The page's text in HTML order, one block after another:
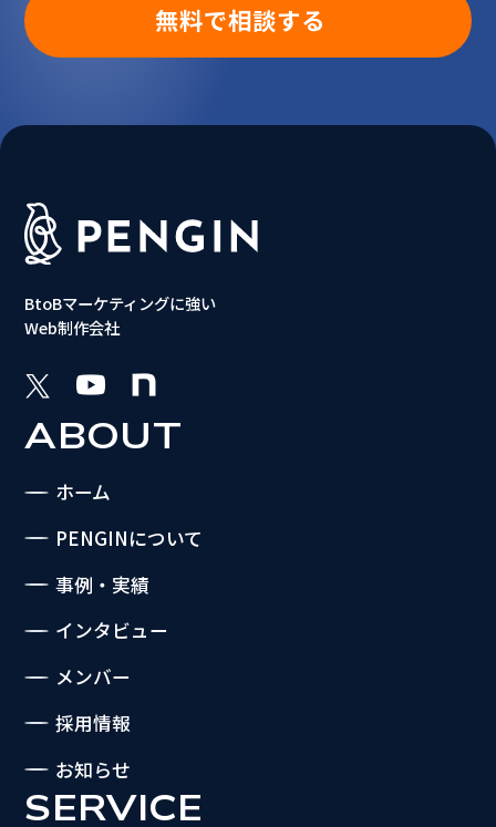
無料で相談する
BtoBマーケティングに強い
Web制作会社
ABOUT
ホーム
PENGINについて
事例・実績
インタビュー
メンバー
採用情報
お知らせ
SERVICE